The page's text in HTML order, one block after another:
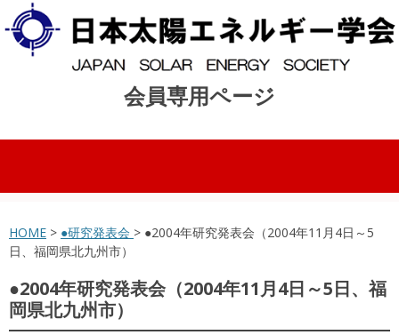
会員専用ページ
コンテンツへスキップ
HOME > ●研究発表会 > ●2004年研究発表会（2004年11月4日～5
日、福岡県北九州市）
●2004年研究発表会（2004年11月4日～5日、福
岡県北九州市）